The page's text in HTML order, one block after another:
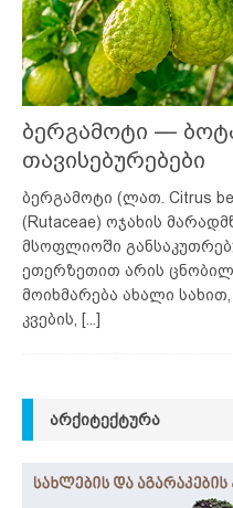
ბერგამოტი —
თავისებურებები
ბერგამოტი (ლათ. Citrus
(Rutaceae) ოჯახის
მსოფლიოში
ეთერზეთით არის
მოიხმარება ახალი
კვების,
[...]
ᲐᲠᲥᲘᲢᲔᲥᲢᲣᲠᲐ